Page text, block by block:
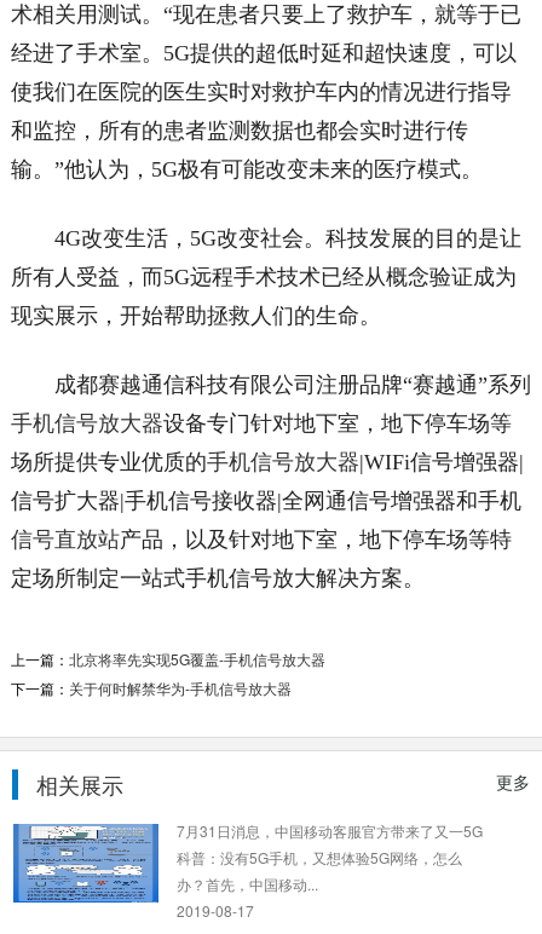
术相关用测试。“现在患者只要上了救护车，就等于已
经进了手术室。5G提供的超低时延和超快速度，可以
使我们在医院的医生实时对救护车内的情况进行指导
和监控，所有的患者监测数据也都会实时进行传
输。”他认为，5G极有可能改变未来的医疗模式。
4G改变生活，5G改变社会。科技发展的目的是让
所有人受益，而5G远程手术技术已经从概念验证成为
现实展示，开始帮助拯救人们的生命。
成都赛越通信科技有限公司注册品牌“赛越通”系列
手机信号放大器设备专门针对地下室，地下停车场等
场所提供专业优质的手机信号放大器|WIFi信号增强器|
信号扩大器|手机信号接收器|全网通信号增强器和手机
信号直放站产品，以及针对地下室，地下停车场等特
定场所制定一站式手机信号放大解决方案。
上一篇： 北京将率先实现5G覆盖-手机信号放大器
下一篇： 关于何时解禁华为-手机信号放大器
更多
相关展示
手机信号会不会总是时有时无的，总感觉用
起来不是很通畅，不是手机的问题，那就是手机
2019-05-17
7月31日消息，中国移动客服官方带来了又一5G
科普：没有5G手机，又想体验5G网络，怎么
办？首先，中国移动...